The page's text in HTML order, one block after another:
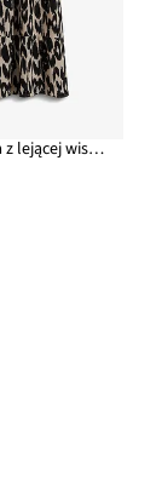
Sukienka tunikowa z lejącej wiskozy